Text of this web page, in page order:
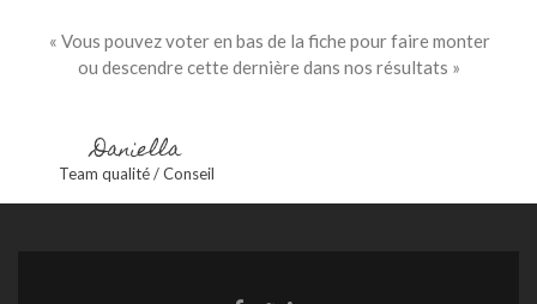
« Vous pouvez voter en bas de la fiche pour faire monter
ou descendre cette dernière dans nos résultats »
Daniella
Team qualité / Conseil